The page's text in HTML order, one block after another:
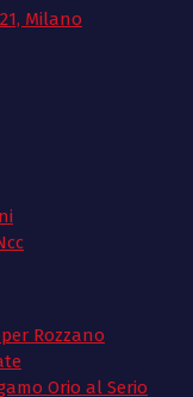
Milano
Rozzano
Orio al Serio